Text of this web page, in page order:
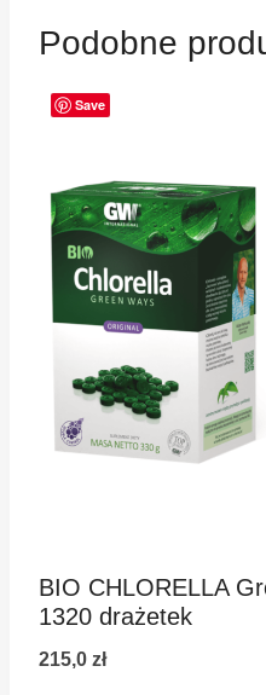
Podobne
Save
BIO CHLORELLA
1320 drażetek
215,0 zł